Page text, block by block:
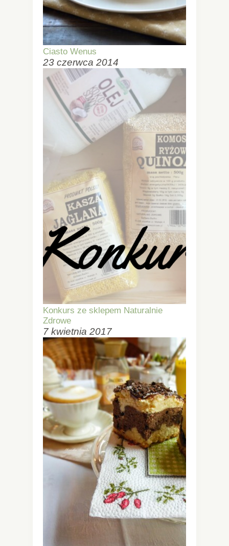
Ciasto Wenus
23 czerwca 2014
Konkurs ze sklepem Naturalnie
Zdrowe
7 kwietnia 2017